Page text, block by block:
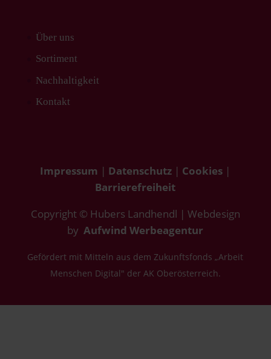
Über uns
Sortiment
Nachhaltigkeit
Kontakt
Impressum | Datenschutz | Cookies |
Barrierefreiheit
Copyright © Hubers Landhendl | Webdesign
byAufwind Werbeagentur
Gefördert mit Mitteln aus dem Zukunftsfonds „Arbeit
Menschen Digital" der AK Oberösterreich.